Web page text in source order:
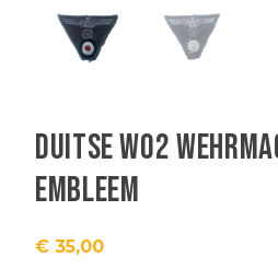
Duitse WO2
embleem
€ 35,00